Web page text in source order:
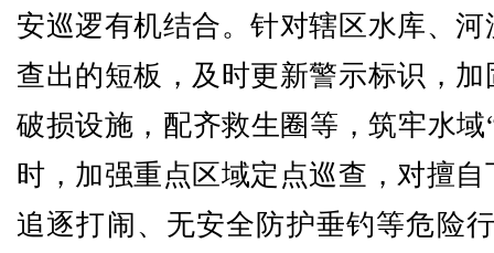
安巡逻有机结合。针对辖区水库、
查出的短板，及时更新警示标识，
破损设施，配齐救生圈等，筑牢水域
时，加强重点区域定点巡查，对擅
追逐打闹、无安全防护垂钓等危险